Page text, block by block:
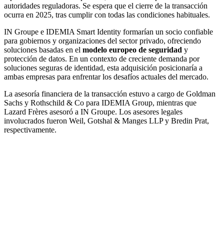
autoridades reguladoras. Se espera que el cierre de la transacción
ocurra en 2025, tras cumplir con todas las condiciones habituales.
IN Groupe e IDEMIA Smart Identity formarían un socio confiable
para gobiernos y organizaciones del sector privado, ofreciendo
soluciones basadas en el modelo europeo de seguridad y
protección de datos. En un contexto de creciente demanda por
soluciones seguras de identidad, esta adquisición posicionaría a
ambas empresas para enfrentar los desafíos actuales del mercado.
La asesoría financiera de la transacción estuvo a cargo de Goldman
Sachs y Rothschild & Co para IDEMIA Group, mientras que
Lazard Frères asesoró a IN Groupe. Los asesores legales
involucrados fueron Weil, Gotshal & Manges LLP y Bredin Prat,
respectivamente.